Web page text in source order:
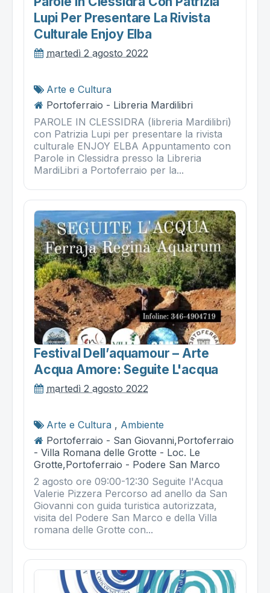
Lupi Per Presentare La Rivista
Culturale Enjoy Elba
martedì 2 agosto 2022
Arte e Cultura
Portoferraio - Libreria Mardilibri
PAROLE IN CLESSIDRA (libreria Mardilibri)
con Patrizia Lupi per presentare la rivista
culturale ENJOY ELBA Appuntamento con
Parole in Clessidra presso la Libreria
MardiLibri a Portoferraio per la...
Festival Dell’aquamour – Arte
Acqua Amore: Seguite L'acqua
martedì 2 agosto 2022
Arte e Cultura , Ambiente
Portoferraio - San Giovanni,Portoferraio
- Villa Romana delle Grotte - Loc. Le
Grotte,Portoferraio - Podere San Marco
2 agosto ore 09:00-12:30 Seguite l'Acqua
Valerie Pizzera Percorso ad anello da San
Giovanni con guida turistica autorizzata,
visita del Podere San Marco e della Villa
romana delle Grotte con...